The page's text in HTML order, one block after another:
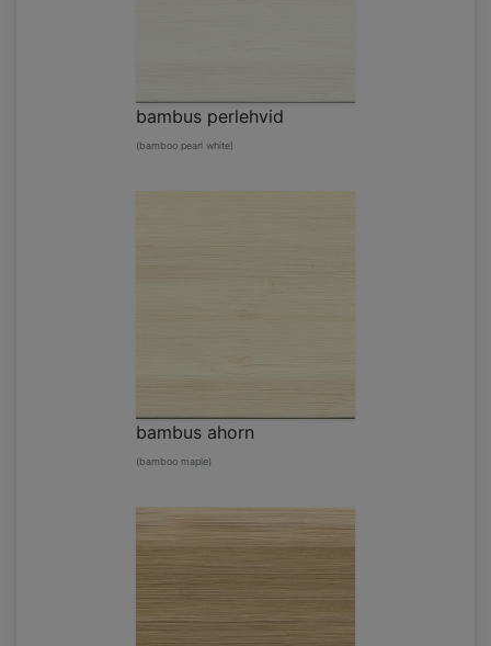
bambus perlehvid
(bamboo pearl white)
bambus ahorn
(bamboo maple)